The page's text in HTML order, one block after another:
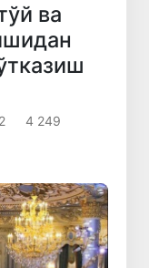
ва
4 249